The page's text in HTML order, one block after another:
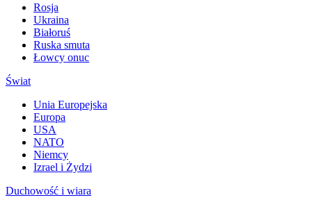
Rosja
Ukraina
Białoruś
Ruska smuta
Łowcy onuc
Świat
Unia Europejska
Europa
USA
NATO
Niemcy
Izrael i Żydzi
Duchowość i wiara